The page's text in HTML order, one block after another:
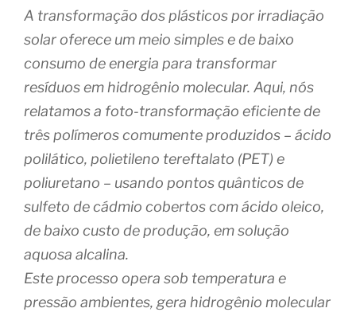
A transformação dos plásticos por irradiação
solar oferece um meio simples e de baixo
consumo de energia para transformar
resíduos em hidrogênio molecular. Aqui, nós
relatamos a foto-transformação eficiente de
três polímeros comumente produzidos – ácido
polilático, polietileno tereftalato (PET) e
poliuretano – usando pontos quânticos de
sulfeto de cádmio cobertos com ácido oleico,
de baixo custo de produção, em solução
aquosa alcalina.
Este processo opera sob temperatura e
pressão ambientes, gera hidrogênio molecular